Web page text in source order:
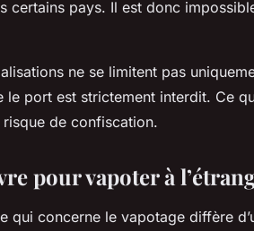
certains pays. Il est donc
ne se limitent pas
le port est strictement interdit. Ce
de confiscation.
pour vapoter à
qui concerne le vapotage diffère